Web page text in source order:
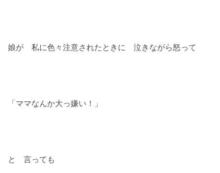
娘が 私に色々注意されたときに 泣きながら怒って
「ママなんか大っ嫌い！」
と 言っても